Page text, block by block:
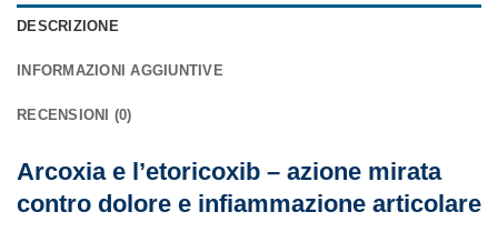
DESCRIZIONE
INFORMAZIONI AGGIUNTIVE
RECENSIONI (0)
Arcoxia e l’etoricoxib – azione mirata
contro dolore e infiammazione articolare